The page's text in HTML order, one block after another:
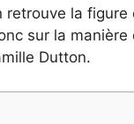
la
sur la
Dutton.